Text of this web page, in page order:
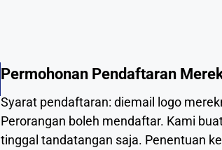
Permohonan Pendaftaran
Syarat pendaftaran: diemail logo
Perorangan boleh mendaftar. Kami
tinggal tandatangan saja. Penentuan